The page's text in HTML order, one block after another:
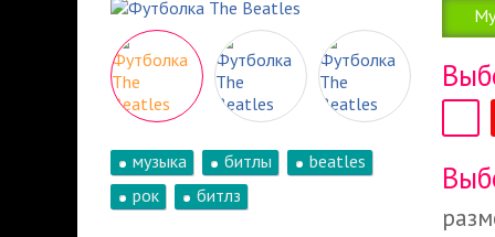
музыка битлы
beatles
рок
битлз